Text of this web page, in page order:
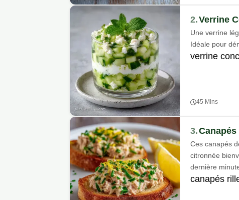
2.Verrine
Une verrine
Idéale pour
verrine
45 Mins
3.
Ces canapés
citronnée
dernière
canapés